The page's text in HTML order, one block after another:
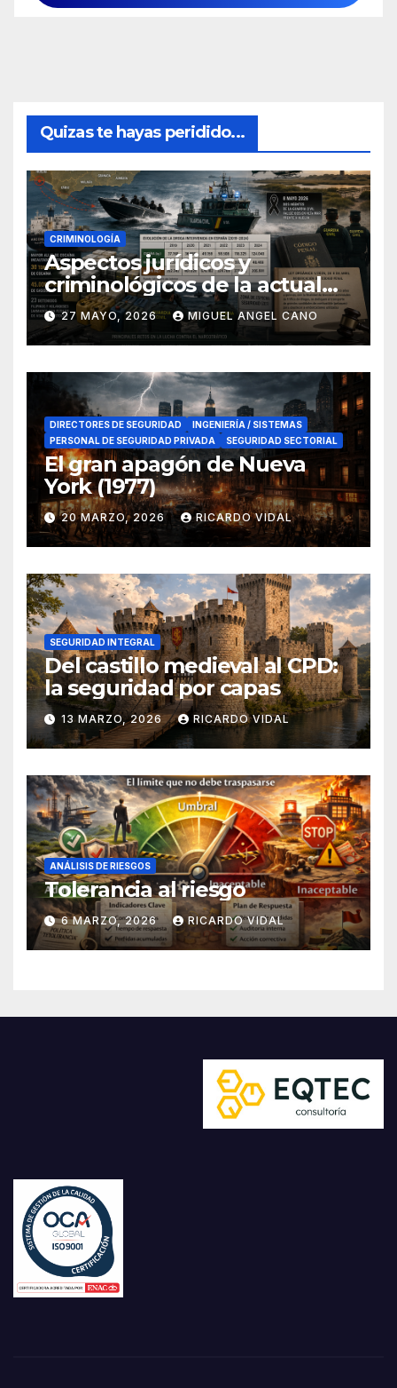
Quizas te hayas peridido...
CRIMINOLOGÍA
Aspectos jurídicos y
criminológicos de la actual
lucha contra el narcotráfico
en el sur de España
27 MAYO, 2026 MIGUEL ANGEL CANO
DIRECTORES DE SEGURIDAD
INGENIERÍA / SISTEMAS
PERSONAL DE SEGURIDAD PRIVADA
SEGURIDAD SECTORIAL
El gran apagón de Nueva
York (1977)
20 MARZO, 2026 RICARDO VIDAL
SEGURIDAD INTEGRAL
Del castillo medieval al CPD:
la seguridad por capas
13 MARZO, 2026 RICARDO VIDAL
ANÁLISIS DE RIESGOS
Tolerancia al riesgo
6 MARZO, 2026 RICARDO VIDAL